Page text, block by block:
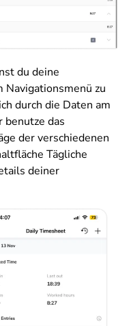
du deine
zu
durch die Daten am
benutze das
der verschiedenen
Tägliche
deiner